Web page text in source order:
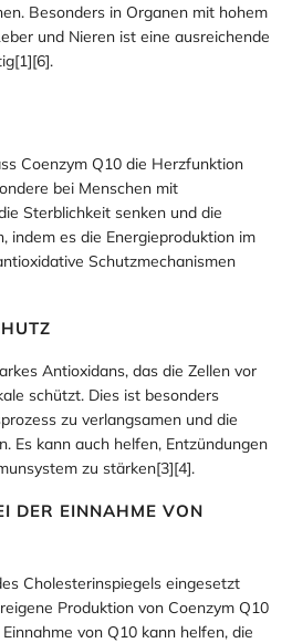
Besonders in Organen mit hohem
und Nieren ist eine ausreichende
Coenzym Q10 die Herzfunktion
bei Menschen mit
Sterblichkeit senken und die
indem es die Energieproduktion im
Schutzmechanismen
Antioxidans, das die Zellen vor
schützt. Dies ist besonders
zu verlangsamen und die
Es kann auch helfen, Entzündungen
zu stärken[3][4].
DER EINNAHME VON
Cholesterinspiegels eingesetzt
Produktion von Coenzym Q10
von Q10 kann helfen, die